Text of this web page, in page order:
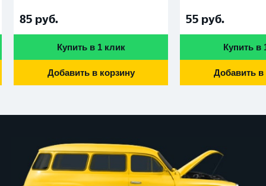
85 руб.
Купить в 1 клик
Добавить в корзину
55 руб.
Купить в
Добавить в